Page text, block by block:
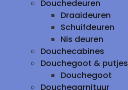
Douchedeuren
Draaideuren
Schuifdeuren
Nis deuren
Douchecabines
Douchegoot & putjes
Douchegoot
Douchegarnituur